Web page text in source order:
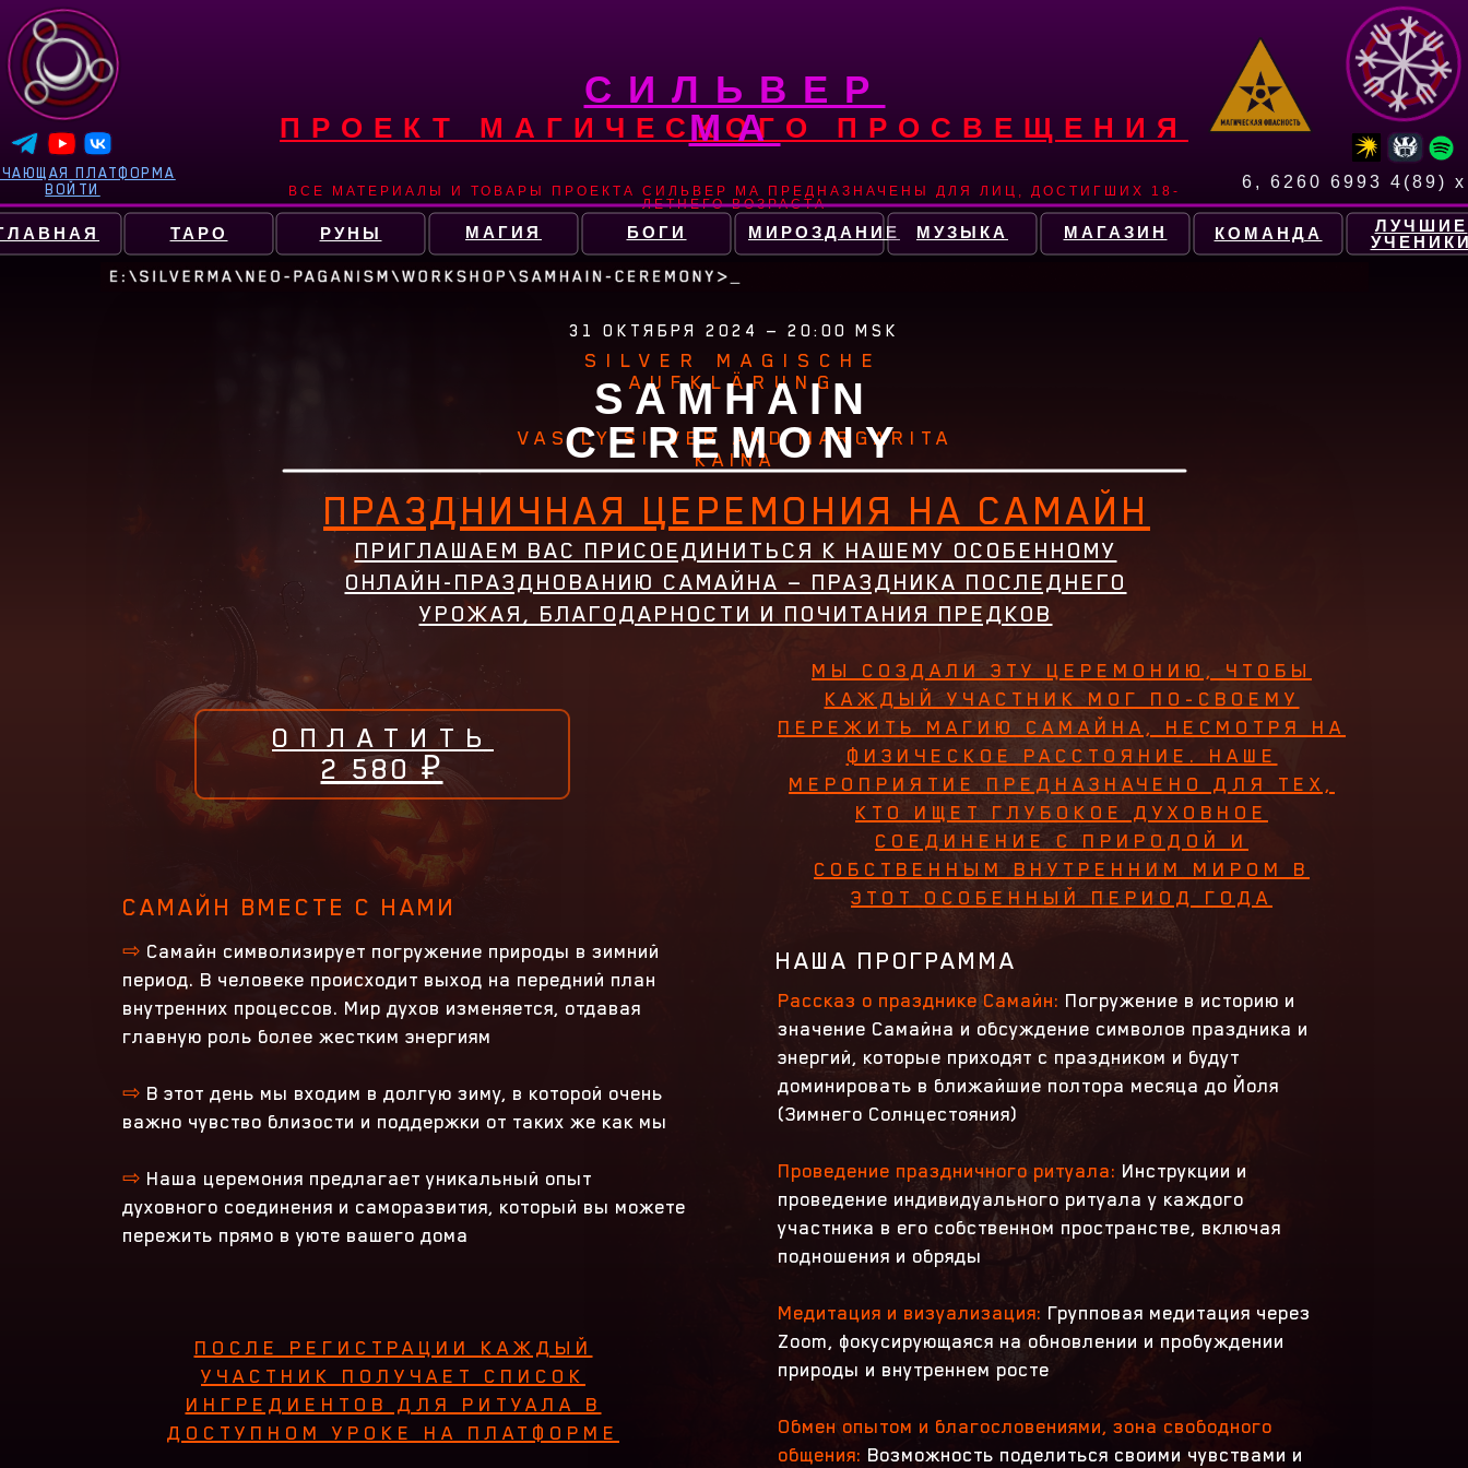
ПРОЕКТ МАГИЧЕСКОГО ПРОСВЕЩЕНИЯ
ВСЕ МАТЕРИАЛЫ И ТОВАРЫ ПРОЕКТА СИЛЬВЕР МА ПРЕДНАЗНАЧЕНЫ ДЛЯ ЛИЦ, ДОСТИГШИХ 18-
ЛЕТНЕГО ВОЗРАСТА
6, 6260 6993 4(89)
СИЛЬВЕР
МА
ПЛАТФОРМА
ВОЙТИ
ТАРО РУНЫ КОМАНДА
МАГИЯ МАГАЗИН
МИРОЗДАНИЕ
БОГИ МУЗЫКА
ЛУЧШИЕ
SILVER MAGISCHE
AUFKLÄRUNG
VASILY SILVER AND MARGARITA
KAINA
SAMHAIN
CEREMONY
31 ОКТЯБРЯ 2024 — 20:00 MSK
ПРАЗДНИЧНАЯ ЦЕРЕМОНИЯ НА САМАЙН
ПРИГЛАШАЕМ ВАС ПРИСОЕДИНИТЬСЯ К НАШЕМУ ОСОБЕННОМУ
ОНЛАЙН-ПРАЗДНОВАНИЮ САМАЙНА — ПРАЗДНИКА ПОСЛЕДНЕГО
УРОЖАЯ, БЛАГОДАРНОСТИ И ПОЧИТАНИЯ ПРЕДКОВ
МЫ СОЗДАЛИ ЭТУ ЦЕРЕМОНИЮ, ЧТОБЫ
КАЖДЫЙ УЧАСТНИК МОГ ПО-СВОЕМУ
ПЕРЕЖИТЬ МАГИЮ САМАЙНА, НЕСМОТРЯ НА
ФИЗИЧЕСКОЕ РАССТОЯНИЕ. НАШЕ
МЕРОПРИЯТИЕ ПРЕДНАЗНАЧЕНО ДЛЯ ТЕХ,
КТО ИЩЕТ ГЛУБОКОЕ ДУХОВНОЕ
СОЕДИНЕНИЕ С ПРИРОДОЙ И
СОБСТВЕННЫМ ВНУТРЕННИМ МИРОМ В
ЭТОТ ОСОБЕННЫЙ ПЕРИОД ГОДА
⇨ Самайн символизирует погружение природы в зимний
период. В человеке происходит выход на передний план
внутренних процессов. Мир духов изменяется, отдавая
главную роль более жестким энергиям
⇨ В этот день мы входим в долгую зиму, в которой очень
важно чувство близости и поддержки от таких же как мы
⇨ Наша церемония предлагает уникальный опыт
духовного соединения и саморазвития, который вы можете
пережить прямо в уюте вашего дома
САМАЙН ВМЕСТЕ С НАМИ
Рассказ о празднике Самайн: Погружение в историю и
значение Самайна и обсуждение символов праздника и
энергий, которые приходят с праздником и будут
доминировать в ближайшие полтора месяца до Йоля
(Зимнего Солнцестояния)
Проведение праздничного ритуала: Инструкции и
проведение индивидуального ритуала у каждого
участника в его собственном пространстве, включая
подношения и обряды
Медитация и визуализация: Групповая медитация через
Zoom, фокусирующаяся на обновлении и пробуждении
природы и внутреннем росте
Обмен опытом и благословениями, зона свободного
общения: Возможность поделиться своими чувствами и
НАША ПРОГРАММА
ПОСЛЕ РЕГИСТРАЦИИ КАЖДЫЙ
УЧАСТНИК ПОЛУЧАЕТ СПИСОК
ИНГРЕДИЕНТОВ ДЛЯ РИТУАЛА В
ДОСТУПНОМ УРОКЕ НА ПЛАТФОРМЕ
ОПЛАТИТЬ
2 580 ₽